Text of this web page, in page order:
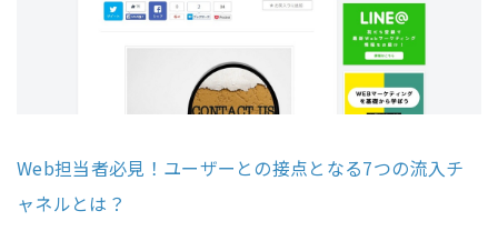
Web担当者必見！ユーザーとの接点となる7つの流入チ
ャネルとは？